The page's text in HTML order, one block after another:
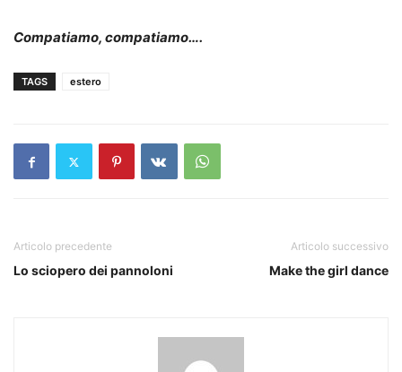
Compatiamo, compatiamo….
TAGS estero
Articolo precedente
Lo sciopero dei pannoloni
Articolo successivo
Make the girl dance